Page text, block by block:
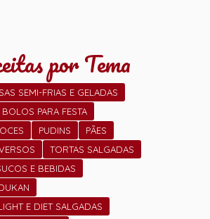
por Tema
SEMI-FRIAS E GELADAS
BOLOS PARA FESTA
PUDINS
PÃES
TORTAS SALGADAS
E BEBIDAS
E DIET SALGADAS